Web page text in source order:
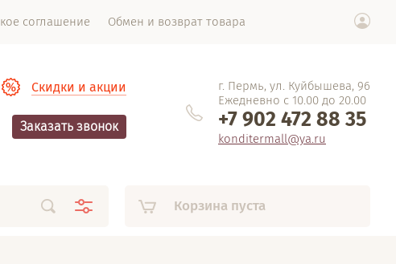
соглашение Обмен и возврат товара
Скидки и акции
Заказать звонок
г. Пермь, ул. Куйбышева, 96
Ежедневно с 10.00 до 20.00
+7 902 472 88 35
konditermall@ya.ru
Корзина пуста